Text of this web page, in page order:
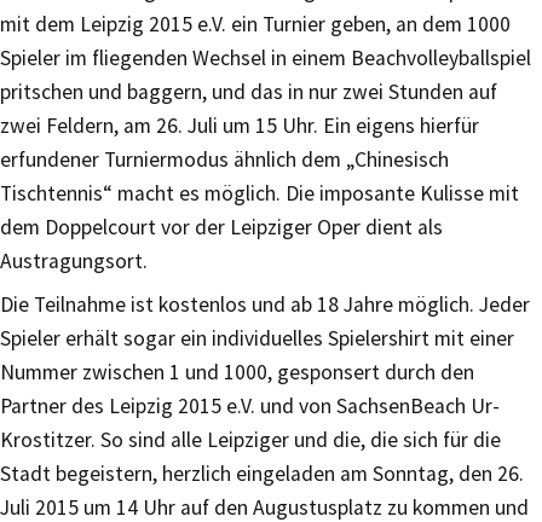
mit dem Leipzig 2015 e.V. ein Turnier geben, an dem 1000
Spieler im fliegenden Wechsel in einem Beachvolleyballspiel
pritschen und baggern, und das in nur zwei Stunden auf
zwei Feldern, am 26. Juli um 15 Uhr. Ein eigens hierfür
erfundener Turniermodus ähnlich dem „Chinesisch
Tischtennis“ macht es möglich. Die imposante Kulisse mit
dem Doppelcourt vor der Leipziger Oper dient als
Austragungsort.
Die Teilnahme ist kostenlos und ab 18 Jahre möglich. Jeder
Spieler erhält sogar ein individuelles Spielershirt mit einer
Nummer zwischen 1 und 1000, gesponsert durch den
Partner des Leipzig 2015 e.V. und von SachsenBeach Ur-
Krostitzer. So sind alle Leipziger und die, die sich für die
Stadt begeistern, herzlich eingeladen am Sonntag, den 26.
Juli 2015 um 14 Uhr auf den Augustusplatz zu kommen und